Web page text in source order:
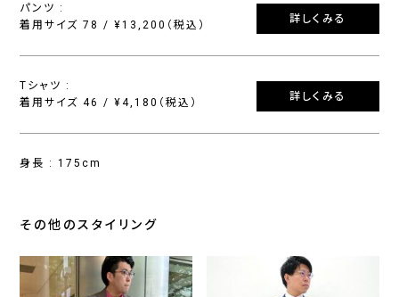
パンツ :
着用サイズ 78 / ¥13,200（税込）
詳しくみる
Tシャツ :
着用サイズ 46 / ¥4,180（税込）
詳しくみる
身長 : 175cm
その他のスタイリング